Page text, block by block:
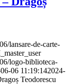
lansare-de-carte-
logo-biblioteca-
06 11:19:142024-
Teodorescu